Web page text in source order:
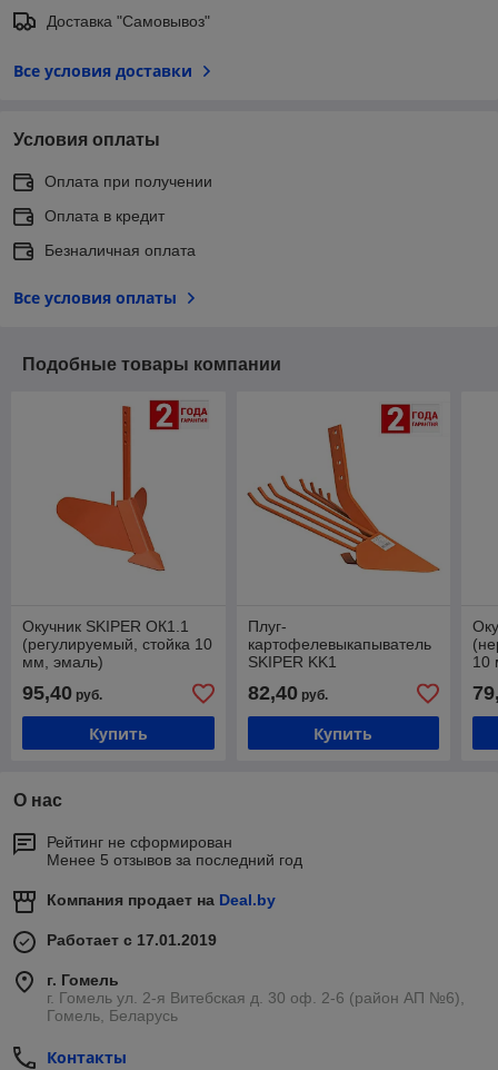
Доставка "Самовывоз"
Все условия доставки
Условия оплаты
Оплата при получении
Оплата в кредит
Безналичная оплата
Все условия оплаты
Подобные товары компании
Окучник SKIPER ОК1.1
(регулируемый, стойка 10
мм, эмаль)
95,40 руб.
Купить
Плуг-
картофелевыкапыватель
SKIPER KK1
нерегулируемый (стойка
10 мм). Эмаль
82,40руб.
Купить
10
О нас
Рейтинг не сформирован
Менее 5 отзывов за последний год
Компания продает на Deal.by
Работает с 17.01.2019
г. Гомель
г. Гомель ул. 2-я Витебская д. 30 оф. 2-6 (район АП №6),
Гомель, Беларусь
Контакты